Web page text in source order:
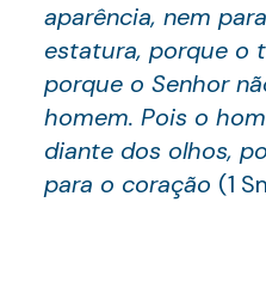
aparência, nem
estatura, porque o
porque o Senhor
homem. Pois o
diante dos olhos,
para o coração (1